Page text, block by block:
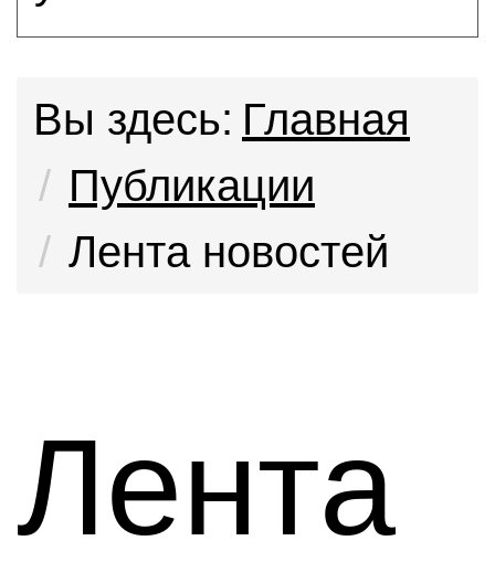
Вы здесь: Главная
Публикации
Лента новостей
Лента